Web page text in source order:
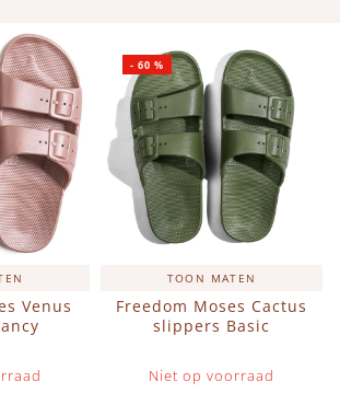
Venus
TOON MATEN
Freedom Moses Cactus
slippers Basic
Niet op voorraad
-60 %